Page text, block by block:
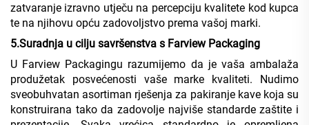
zatvaranje izravno utječu na percepciju kvalitete kod kupca
te na njihovu opću zadovoljstvo prema vašoj marki.
5.Suradnja u cilju savršenstva s Farview Packaging
U Farview Packagingu razumijemo da je vaša ambalaža
produžetak posvećenosti vaše marke kvaliteti. Nudimo
sveobuhvatan asortiman rješenja za pakiranje kave koja su
konstruirana tako da zadovolje najviše standarde zaštite i